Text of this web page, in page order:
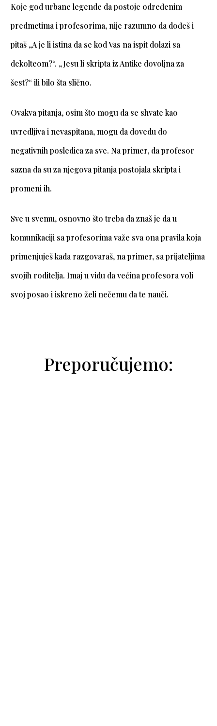
Koje god urbane legende da postoje određenim
predmetima i profesorima, nije razumno da dođeš i
pitaš „A je li istina da se kod Vas na ispit dolazi sa
dekolteom?“. „Jesu li skripta iz Antike dovoljna za
šest?“ ili bilo šta slično.
Ovakva pitanja, osim što mogu da se shvate kao
uvredljiva i nevaspitana, mogu da dovedu do
negativnih posledica za sve. Na primer, da profesor
sazna da su za njegova pitanja postojala skripta i
promeni ih.
Sve u svemu, osnovno što treba da znaš je da u
komunikaciji sa profesorima važe sva ona pravila koja
primenjuješ kada razgovaraš, na primer, sa prijateljima
svojih roditelja. Imaj u vidu da većina profesora voli
svoj posao i iskreno želi nečemu da te nauči.
Preporučujemo: